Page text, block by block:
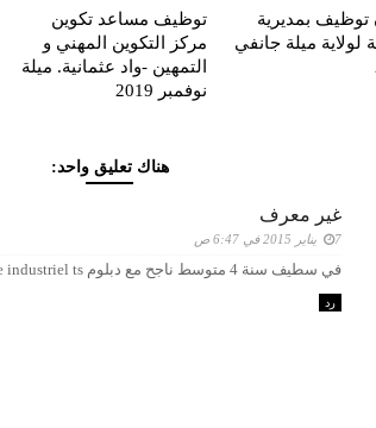
توظيف بمديرية
لولاية ميلة جانفي
توظيف مساعد تكوين
مركز التكوين المهني و
التمهين -واد عثمانية. ميلة
نوفمبر 2019
هناك تعليق واحد:
غير معرف
7 يناير 2015 في 6:47 ص
في سطيف سنة 4 متوسط ناجح مع دبلوم maintenance industriel ts
رد